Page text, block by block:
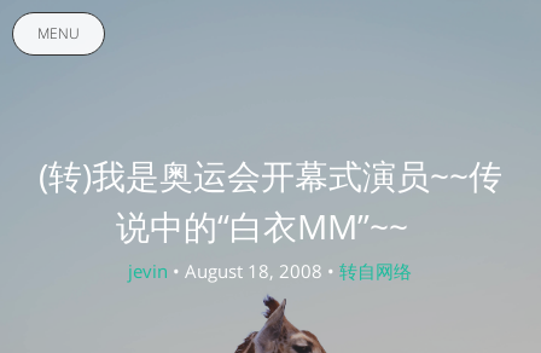
MENU
(转)我是奥运会开幕式演员~~传
说中的“白衣MM”~~
jevin • August 18, 2008 • 转自网络